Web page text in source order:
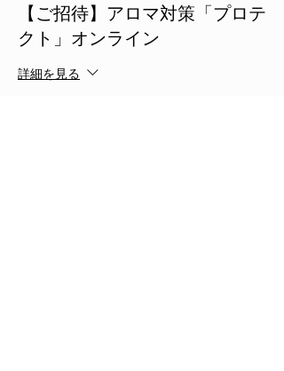
【ご招待】アロマ対策「プロテ
クト」オンライン
詳細を見る